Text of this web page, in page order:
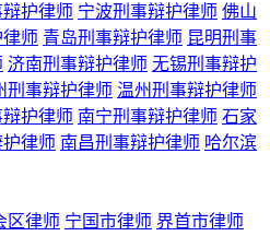
护律师 宁波刑事辩护律师 佛山
师 青岛刑事辩护律师 昆明刑事
济南刑事辩护律师 无锡刑事辩护
刑事辩护律师 温州刑事辩护律师
护律师 南宁刑事辩护律师 石家
律师 南昌刑事辩护律师 哈尔滨
区律师 宁国市律师 界首市律师